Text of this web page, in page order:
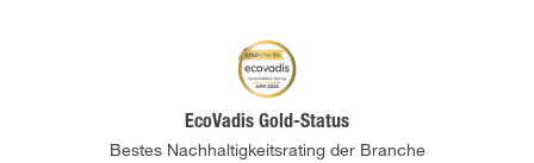
EcoVadis Gold-Status
Bestes Nachhaltigkeitsrating der Branche